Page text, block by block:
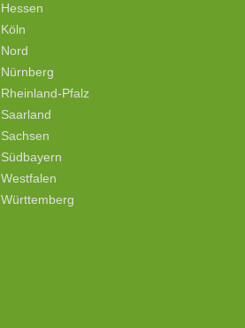
Hessen
Köln
Nord
Nürnberg
Rheinland-Pfalz
Saarland
Sachsen
Südbayern
Westfalen
Württemberg